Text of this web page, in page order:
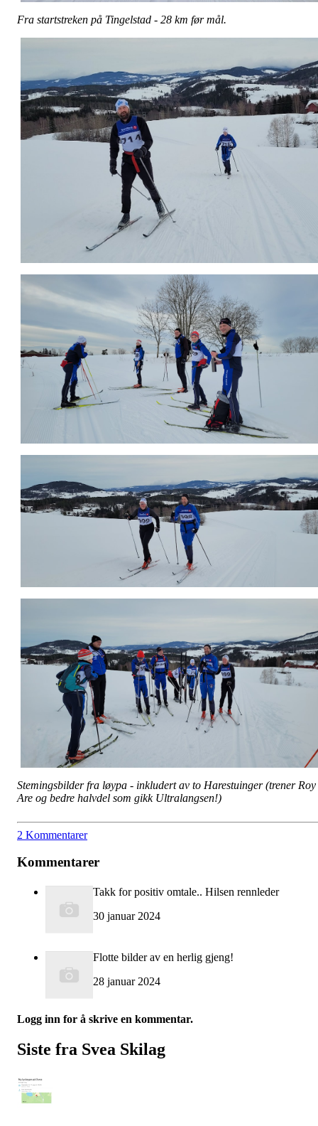
Fra startstreken på Tingelstad - 28 km før mål.
Stemingsbilder fra løypa - inkludert av to Harestuinger (trener Roy
Are og bedre halvdel som gikk Ultralangsen!)
2 Kommentarer
Kommentarer
Takk for positiv omtale.. Hilsen rennleder
30 januar 2024
Flotte bilder av en herlig gjeng!
28 januar 2024
Logg inn for å skrive en kommentar.
Siste fra Svea Skilag